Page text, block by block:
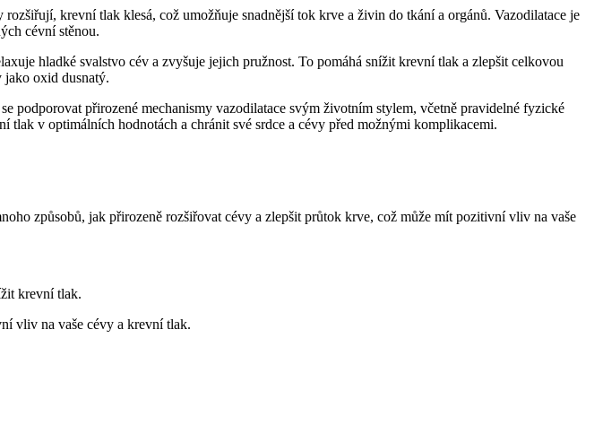
rozšiřují, krevní tlak klesá, což umožňuje snadnější tok krve a živin do tkání a orgánů. Vazodilatace je
cévní stěnou.
hladké svalstvo cév a zvyšuje jejich pružnost. To pomáhá snížit krevní tlak a zlepšit celkovou
jako oxid dusnatý.
podporovat přirozené mechanismy vazodilatace svým životním stylem, včetně pravidelné fyzické
v optimálních hodnotách a chránit své srdce a cévy před možnými komplikacemi.
způsobů, jak přirozeně rozšiřovat cévy a zlepšit průtok krve, což může mít pozitivní vliv na vaše
krevní tlak.
vliv na vaše cévy a krevní tlak.